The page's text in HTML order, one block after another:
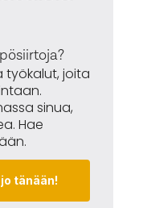
työkalut, joita
sinua,
Hae
tänään!